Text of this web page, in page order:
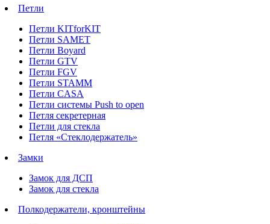
Петли
Петли KITforKIT
Петли SAMET
Петли Boyard
Петли GTV
Петли FGV
Петли STAMM
Петли CASA
Петли системы Push to open
Петля секретерная
Петли для стекла
Петля «Стеклодержатель»
Замки
Замок для ДСП
Замок для стекла
Полкодержатели, кронштейны